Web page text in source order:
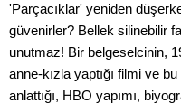
'Parçacıklar' yeniden
güvenirler? Bellek silinebilir
unutmaz! Bir belgeselcinin,
anne-kızla yaptığı filmi ve
anlattığı, HBO yapımı,